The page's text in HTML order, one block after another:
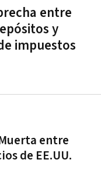
entre
y
impuestos
entre
de EE.UU.